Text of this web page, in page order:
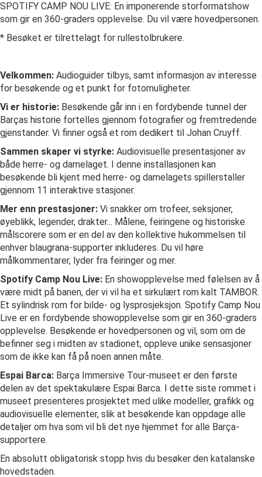
SPOTIFY CAMP NOU LIVE: En imponerende storformatshow
som gir en 360-graders opplevelse. Du vil være hovedpersonen.
* Besøket er tilrettelagt for rullestolbrukere.
Velkommen: Audioguider tilbys, samt informasjon av interesse
for besøkende og et punkt for fotomuligheter.
Vi er historie: Besøkende går inn i en fordybende tunnel der
Barças historie fortelles gjennom fotografier og fremtredende
gjenstander. Vi finner også et rom dedikert til Johan Cruyff.
Sammen skaper vi styrke: Audiovisuelle presentasjoner av
både herre- og damelaget. I denne installasjonen kan
besøkende bli kjent med herre- og damelagets spillerstaller
gjennom 11 interaktive stasjoner.
Mer enn prestasjoner: Vi snakker om trofeer, seksjoner,
øyeblikk, legender, drakter... Målene, feiringene og historiske
målscorere som er en del av den kollektive hukommelsen til
enhver blaugrana-supporter inkluderes. Du vil høre
målkommentarer, lyder fra feiringer og mer.
Spotify Camp Nou Live: En showopplevelse med følelsen av å
være midt på banen, der vi vil ha et sirkulært rom kalt TAMBOR.
Et sylindrisk rom for bilde- og lysprosjeksjon. Spotify Camp Nou
Live er en fordybende showopplevelse som gir en 360-graders
opplevelse. Besøkende er hovedpersonen og vil, som om de
befinner seg i midten av stadionet, oppleve unike sensasjoner
som de ikke kan få på noen annen måte.
Espai Barca: Barça Immersive Tour-museet er den første
delen av det spektakulære Espai Barca. I dette siste rommet i
museet presenteres prosjektet med ulike modeller, grafikk og
audiovisuelle elementer, slik at besøkende kan oppdage alle
detaljer om hva som vil bli det nye hjemmet for alle Barça-
supportere.
En absolutt obligatorisk stopp hvis du besøker den katalanske
hovedstaden.